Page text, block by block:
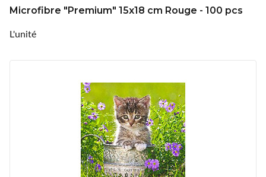
Microfibre "Premium" 15x18 cm Rouge - 100 pcs
L'unité